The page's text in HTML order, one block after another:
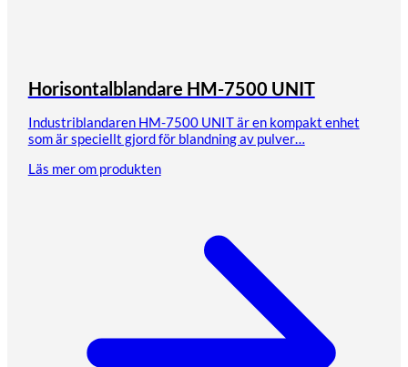
Horisontalblandare HM-7500 UNIT
Industriblandaren HM-7500 UNIT är en kompakt enhet
som är speciellt gjord för blandning av pulver…
Läs mer om produkten